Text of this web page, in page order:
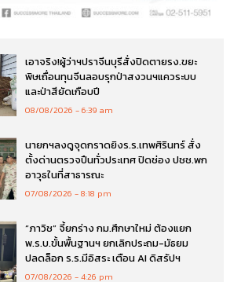
เอาจริง!ผู้ว่าฯปราจีนบุรีสั่งปิดตายรง.ขยะ
พิษเถื่อนทุนจีนลอบรุกป่าสงวนฯแควระบบ
และป่าสียัดเกือบปี
08/08/2026 6:39 am
นายกฯลงดูจุดกราดยิงร.ร.เทพศิรินทร์ สั่ง
ตั้งด่านตรวจปืนทั่วประเทศ ปิดช่อง ปชช.พก
อาวุธในที่สาธารณะ
07/08/2026 8:18 pm
“ภาวิช” จี้ยกร่าง กม.ศึกษาใหม่ ต้องแยก
พ.ร.บ.ขั้นพื้นฐานฯ ยกเลิกประถม-มัธยม
ปลดล็อก ร.ร.มีอิสระ เตือน AI ดิสรัปฯ
07/08/2026 4:26 pm